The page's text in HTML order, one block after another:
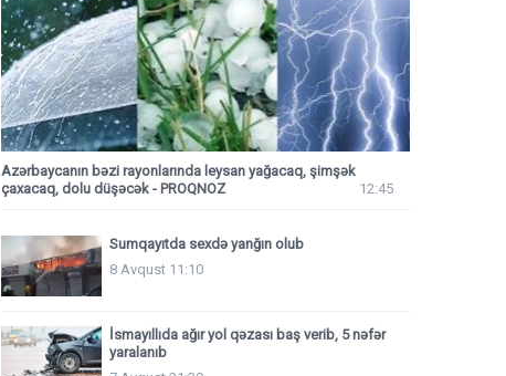
Azərbaycanın bəzi rayonlarında leysan yağacaq, şimşək
çaxacaq, dolu düşəcək - PROQNOZ
12:45
Sumqayıtda sexdə yanğın olub
8 Avqust 11:10
İsmayıllıda ağır yol qəzası baş verib, 5 nəfər
yaralanıb